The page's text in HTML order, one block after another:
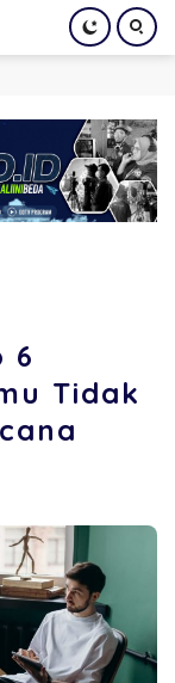
6
Tidak